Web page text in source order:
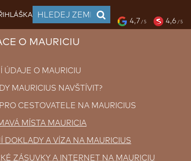
4,7 / 5 4,6 / 5
O MAURICIU
ÚDAJE O MAURICIU
MAURICIUS NAVŠTÍVIT?
PRO CESTOVATELE NA MAURICIUS
MÍSTA MAURICIA
DOKLADY A VÍZA NA MAURICIUS
ZÁSUVKY A INTERNET NA MAURICIU